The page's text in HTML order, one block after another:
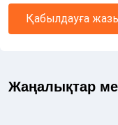
Қабылдауға
Жаңалықтар